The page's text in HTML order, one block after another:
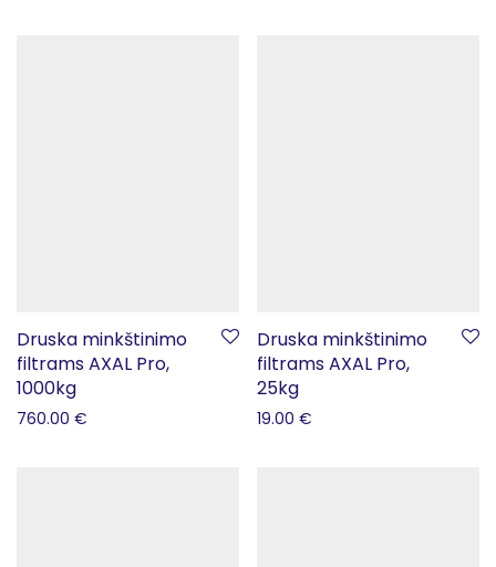
Druska minkštinimo
filtrams AXAL Pro,
1000kg
760.00 €
Druska minkštinimo
filtrams AXAL Pro,
25kg
19.00 €